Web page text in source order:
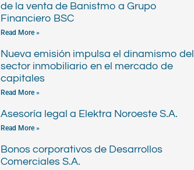
de la venta de Banistmo a Grupo
Financiero BSC
Read More »
Nueva emisión impulsa el dinamismo del
sector inmobiliario en el mercado de
capitales
Read More »
Asesoría legal a Elektra Noroeste S.A.
Read More »
Bonos corporativos de Desarrollos
Comerciales S.A.